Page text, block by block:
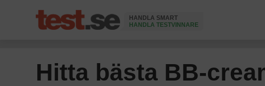
HANDLA SMART
HANDLA TESTVINNARE
Hitta bästa BB-